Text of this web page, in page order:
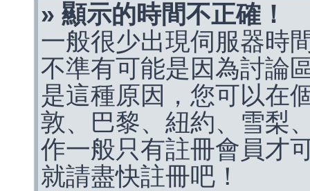
» 顯示的時間不正確！
一般很少出現伺服器時
不準有可能是因為討論
是這種原因，您可以在
敦、巴黎、紐約、雪梨
作一般只有註冊會員才
就請盡快註冊吧！